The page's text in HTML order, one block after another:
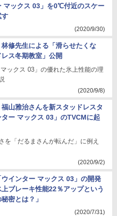
マックス 03」を0℃付近のスケー
す
(2020/9/30)
修先生による「滑らせたくな
ス冬期教室」公開
マックス 03」の優れた氷上性能の理
(2020/9/8)
山雅治さんを新スタッドレスタ
ー マックス 03」のTVCMに起
を「だるまさんが転んだ」に例え
(2020/9/2)
インター マックス 03」の開発
ブレーキ性能22％アップという
密とは？」
(2020/7/31)